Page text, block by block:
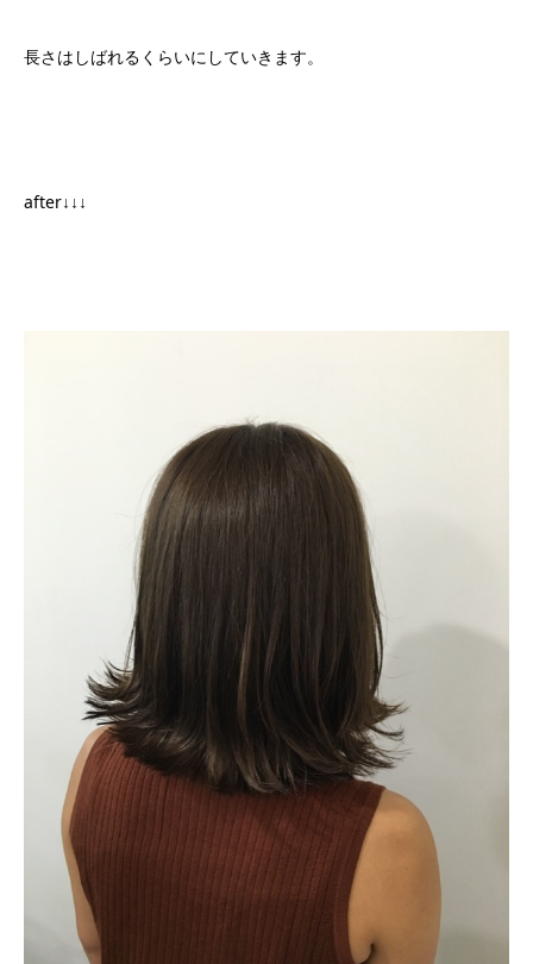
長さはしばれるくらいにしていきます。
after↓↓↓